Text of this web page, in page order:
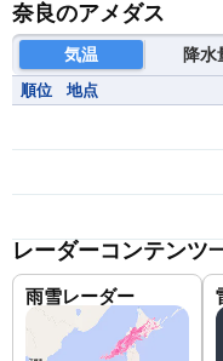
奈良のアメダス
気温 降水
順位 地点
レーダーコンテンツ
雨雪レーダー